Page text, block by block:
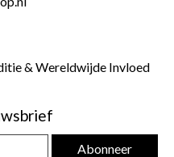
& Wereldwijde Invloed
Abonneer